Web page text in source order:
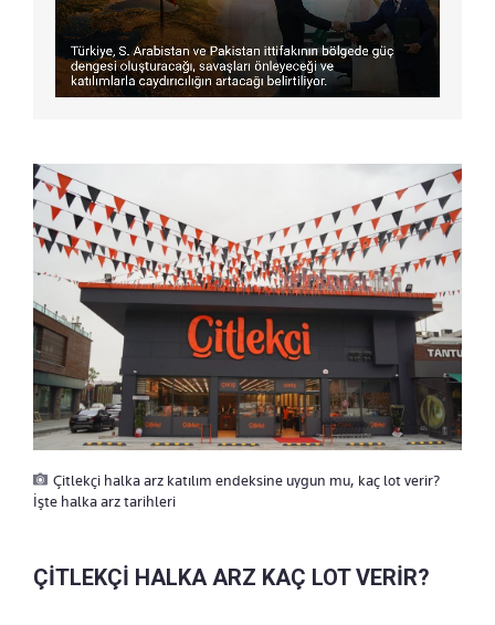
Çitlekçi halka arz katılım endeksine uygun mu, kaç lot verir?
İşte halka arz tarihleri
ÇİTLEKÇİ HALKA ARZ KAÇ LOT VERİR?